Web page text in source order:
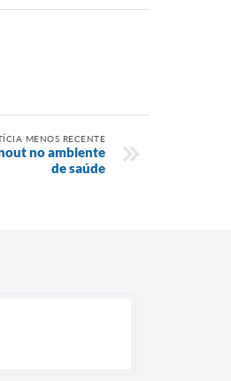
MENOS RECENTE
no ambiente
de saúde